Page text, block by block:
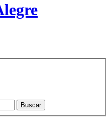
Buscar